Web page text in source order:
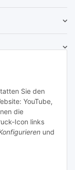
Sie den
YouTube,
die
Icon links
und